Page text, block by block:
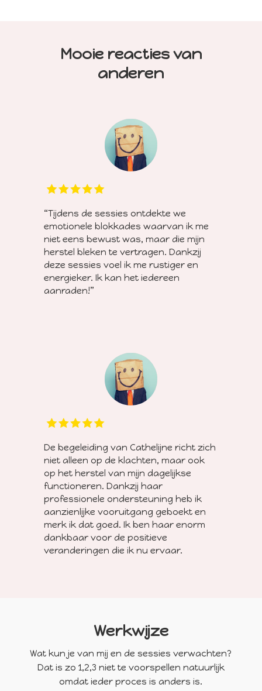
Mooie reacties van
anderen
“Tijdens de sessies ontdekte we
emotionele blokkades waarvan ik me
niet eens bewust was, maar die mijn
herstel bleken te vertragen. Dankzij
deze sessies voel ik me rustiger en
energieker. Ik kan het iedereen
aanraden!”
De begeleiding van Cathelijne richt zich
niet alleen op de klachten, maar ook
op het herstel van mijn dagelijkse
functioneren. Dankzij haar
professionele ondersteuning heb ik
aanzienlijke vooruitgang geboekt en
merk ik dat goed. Ik ben haar enorm
dankbaar voor de positieve
veranderingen die ik nu ervaar.
Werkwijze
Wat kun je van mij en de sessies verwachten?
Dat is zo 1,2,3 niet te voorspellen natuurlijk
omdat ieder proces is anders is.